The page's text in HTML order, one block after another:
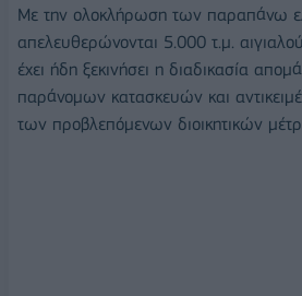
Με την ολοκλήρωση των παραπάνω
απελευθερώνονται 5.000 τ.μ.
έχει ήδη ξεκινήσει η διαδικασία
παράνομων κατασκευών και
των προβλεπόμενων διοικητικών